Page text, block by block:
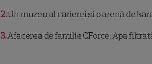
2Un muzeu al carierei și o arenă de
3Afacerea de familie CForce: Apa